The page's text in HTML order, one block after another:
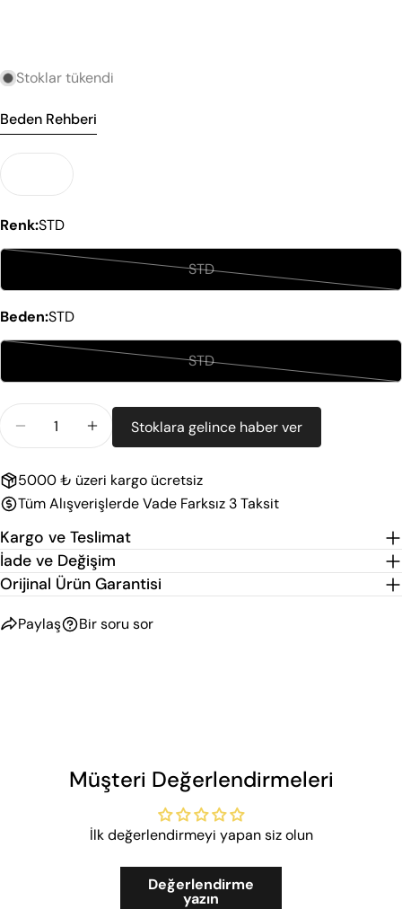
Stoklar tükendi
Beden Rehberi
Renk:STD
STD
Varyant
Beden:STD
STD
Varyant
veya
Charlie Crane Levo Ana Kucağı (Beech Hibiscus)
Charlie Crane Levo Ana Kucağı (Beech
Stoklara gelince haber ver
5000 ₺ üzeri kargo ücretsiz
Tüm Alışverişlerde Vade Farksız 3 Taksit
Kargo ve Teslimat
İade ve Değişim
Orijinal Ürün Garantisi
Paylaş Bir soru sor
Müşteri Değerlendirmeleri
İlk değerlendirmeyi yapan siz olun
Değerlendirme
yazın